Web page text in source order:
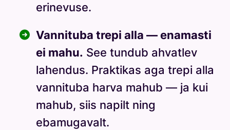
erinevuse.
Vannituba trepi alla — enamasti
ei mahu. See tundub ahvatlev
lahendus. Praktikas aga trepi alla
vannituba harva mahub — ja kui
mahub, siis napilt ning
ebamugavalt.